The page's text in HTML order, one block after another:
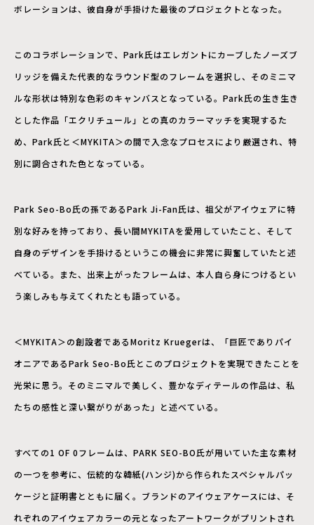
ボレーションは、彼自身が手掛けた最後のプロジェクトとなった。
このコラボレーションで、Park氏はエレガントにカーブしたノーズブ
リッジを備えた代表的なラウンド型のフレームを選択し、そのミニマ
ルな形状は特別な色彩のキャンバスとなっている。Park氏の生き生き
とした作品「エクリチュール」との真のカラーマッチを実現するた
め、Park氏と＜MYKITA＞の間で入念なプロセスにより厳選され、特
別に調合された色となっている。
Park Seo-Bo氏の孫であるPark Ji-Fan氏は、祖父がアイウェアに特
別な好みを持っており、長い間MYKITAを愛用していたこと、そして
自身のデザインを手掛けるというこの機会に非常に興奮していたと述
べている。また、出来上がったフレームは、本人自ら身につけるとい
う楽しみも与えてくれたとも語っている。
＜MYKITA＞の創設者であるMoritz Kruegerは、「巨匠でありパイ
オニアであるPark Seo-Bo氏とこのプロジェクトを実現できたことを
光栄に思う。そのミニマルで美しく、豊かなディテールの作品は、私
たちの感性と深い繋がりがあった」と述べている。
すべての1 OF 0フレームは、PARK SEO-BO氏が用いていた主な素材
の一つを参考に、伝統的な韓紙(ハンジ)から作られたスペシャルパッ
ケージと証明書とともに届く。ブランドのアイウェアケースには、そ
れぞれのアイウェアカラーの元となったアートワークがプリントされ